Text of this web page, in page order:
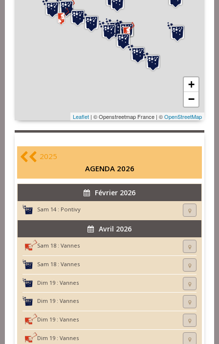
+
−
Leaflet | © Openstreetmap France | ©OpenStreetMap
2025
AGENDA 2026
Février 2026
Sam 14 : Pontivy
Avril 2026
Sam 18 : Vannes
Sam 18 : Vannes
Dim 19 : Vannes
Dim 19 : Vannes
Dim 19 : Vannes
Dim 19 : Vannes